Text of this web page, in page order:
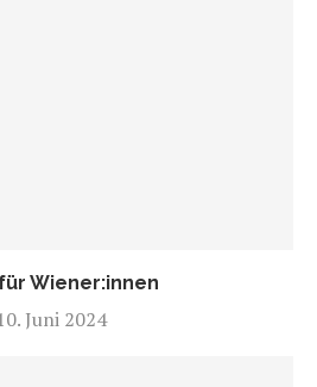
Wiener:innen
Juni 2024